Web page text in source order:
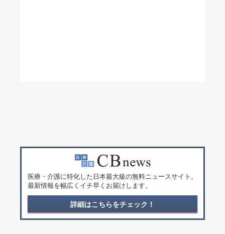
医療・介護に特化した日本最大級の無料ニュースサイト。
最新情報を幅広くイチ早くお届けします。
詳細はこちらをチェック！